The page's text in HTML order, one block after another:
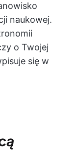
naukowej.
o Twojej
się w